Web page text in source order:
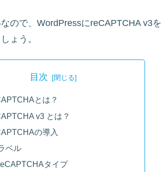
ので、WordPressにreCAPTCHA v3を
ょう。
目次
とは？
v3 とは？
の導入
ベル
タイプ